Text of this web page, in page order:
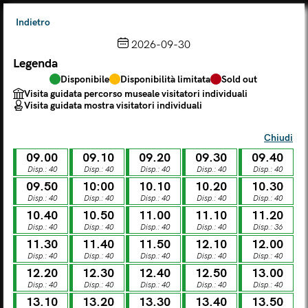
Scegli dal calendario
Il biglietto consente l'accesso a Palazzo Te, al Museo MACA e
al Tempio Leon Battista Alberti
AGOSTO
Legenda
Disponibile Disponibilità limitata
Sold out
Visita guidata percorso museale visitatori individuali
Visita guidata mostra visitatori individuali
M G V D
LUN
27
MAR
28
MER
29
GIO
30
VEN
31 01
DOM
02
Indietro
2026-09-30
Legenda
Disponibile Disponibilità limitata
Sold out
Visita guidata percorso museale visitatori individuali
Visita guidata mostra visitatori individuali
Chiudi
09.00
Disp.: 40
09.10
Disp.: 40
09.20
Disp.: 40
09.30
Disp.: 40
09.40
Disp.: 40
09.50
Disp.: 40
10:00
Disp.: 40
10.10
Disp.: 40
10.20
Disp.: 40
10.30
Disp.: 40
10.40
Disp.: 40
10.50
Disp.: 40
11.00
Disp.: 40
11.10
Disp.: 40
11.20
Disp.: 36
11.30
Disp.: 40
11.40
Disp.: 40
11.50
Disp.: 40
12.10
Disp.: 40
12.00
Disp.: 40
12.20
Disp.: 40
12.30
Disp.: 40
12.40
Disp.: 40
12.50
Disp.: 40
13.00
Disp.: 40
13.10 13.20 13.30 13.40 13.50